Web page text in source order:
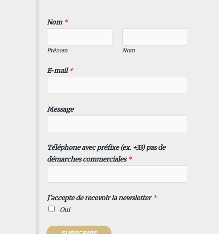
Nom *
Prénom Nom
E-mail*
Message
Téléphone avec préfixe (ex. +33) pas de
démarches commerciales*
J'accepte de recevoir la newsletter*
Oui